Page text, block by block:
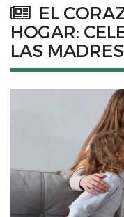
EL
HOGAR:
LAS